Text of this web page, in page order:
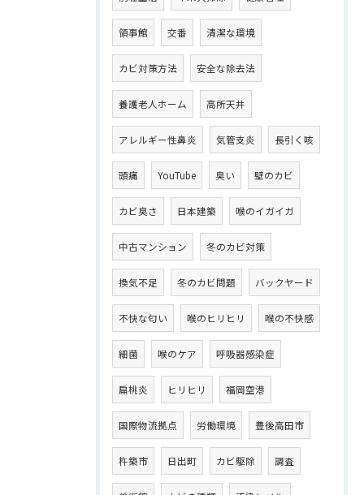
領事館 交番 清潔な環境
カビ対策方法 安全な除去法
養護老人ホーム 高所天井
アレルギー性鼻炎 気管支炎 長引く咳
頭痛 YouTube 臭い 壁のカビ
カビ臭さ 日本建築 喉のイガイガ
中古マンション 冬のカビ対策
換気不足 冬のカビ問題 バックヤード
不快な匂い 喉のヒリヒリ 喉の不快感
細菌 喉のケア 呼吸器感染症
扁桃炎 ヒリヒリ 福岡空港
国際物流拠点 労働環境 豊後高田市
杵築市 日出町 カビ駆除 調査